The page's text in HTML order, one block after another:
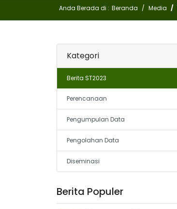
Anda Berada di : Beranda Media
Kategori
Berita ST2023
Perencanaan
Pengumpulan Data
Pengolahan Data
Diseminasi
Berita Populer